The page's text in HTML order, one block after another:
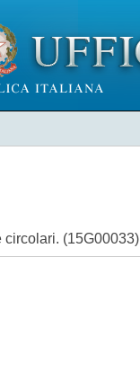
circolari. (15G00033)